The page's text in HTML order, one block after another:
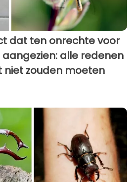
dat ten onrechte voor
alle redenen
zouden moeten